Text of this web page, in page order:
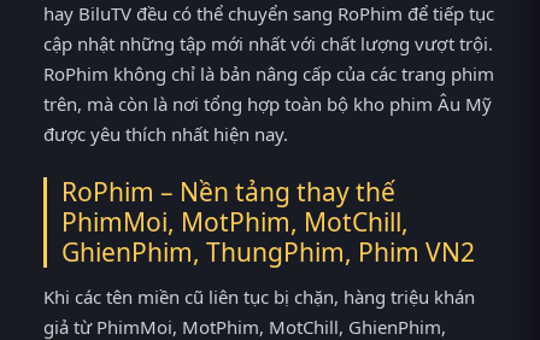
hay BiluTV đều có thể chuyển sang RoPhim để tiếp tục
cập nhật những tập mới nhất với chất lượng vượt trội.
RoPhim không chỉ là bản nâng cấp của các trang phim
trên, mà còn là nơi tổng hợp toàn bộ kho phim Âu Mỹ
được yêu thích nhất hiện nay.
RoPhim – Nền tảng thay thế
PhimMoi, MotPhim, MotChill,
GhienPhim, ThungPhim, Phim VN2
Khi các tên miền cũ liên tục bị chặn, hàng triệu khán
giả từ PhimMoi, MotPhim, MotChill, GhienPhim,